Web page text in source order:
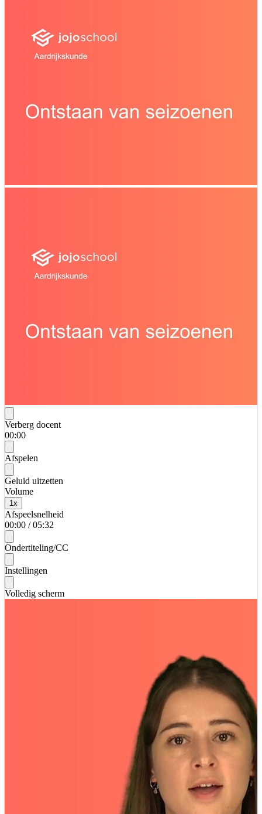
Verberg docent
00:00
Afspelen
Geluid uitzetten
Volume
1x
Afspeelsnelheid
00:00 / 05:32
Ondertiteling/CC
Instellingen
Volledig scherm